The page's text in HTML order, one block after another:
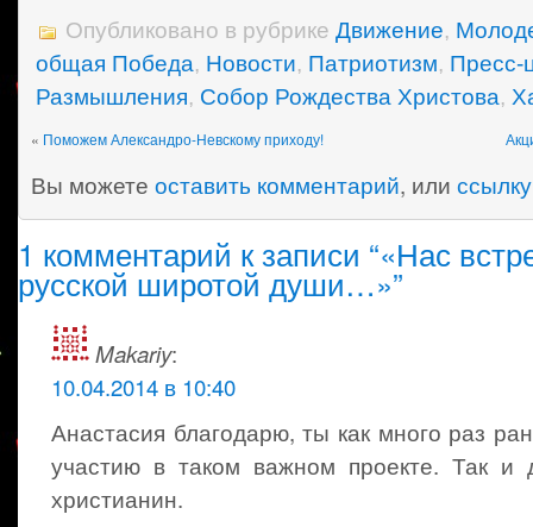
Опубликовано в рубрике Движение,
общая Победа, Новости, Патриотизм, Пресс-
Размышления, Собор Рождества Христова,
« Поможем Александро-Невскому приходу!
Вы можете оставить комментарий, или ссылку
1 комментарий к записи “«Нас
русской широтой души…»”
Makariy:
10.04.2014 в 10:40
Анастасия благодарю, ты как много раз
участию в таком важном проекте. Так и
христианин.